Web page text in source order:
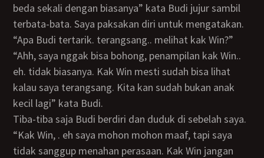
beda sekali dengan biasanya” kata Budi jujur sambil
terbata-bata. Saya paksakan diri untuk mengatakan.
“Apa Budi tertarik. terangsang.. melihat kak Win?”
“Ahh, saya nggak bisa bohong, penampilan kak Win..
eh. tidak biasanya. Kak Win mesti sudah bisa lihat
kalau saya terangsang. Kita kan sudah bukan anak
kecil lagi” kata Budi.
Tiba-tiba saja Budi berdiri dan duduk di sebelah saya.
“Kak Win, . eh saya mohon mohon maaf, tapi saya
tidak sanggup menahan perasaan. Kak Win jangan